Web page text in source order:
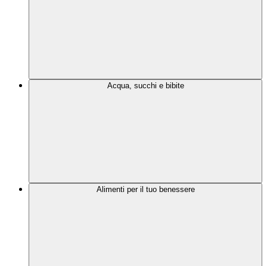
Acqua, succhi e bibite
Alimenti per il tuo benessere